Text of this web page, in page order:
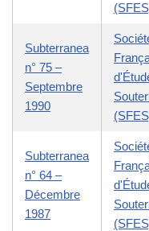
Subterranea
n° 75 –
Septembre
1990
Subterranea
n° 64 –
Décembre
1987